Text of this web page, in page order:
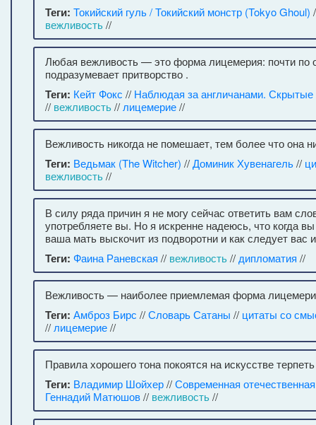
Теги: Токийский гуль / Токийский монстр (Tokyo Ghoul)
вежливость//
Любая вежливость — это форма лицемерия: почти по
подразумевает притворство .
Теги: Кейт Фокс // Наблюдая за англичанами. Скрытые
// вежливость// лицемерие//
Вежливость никогда не помешает, тем более что она
Теги: Ведьмак (The Witcher) //Доминик Хувенагель//
вежливость//
В силу ряда причин я не могу сейчас ответить вам
употребляете вы. Но я искренне надеюсь, что когда
ваша мать выскочит из подворотни и как следует вас
Теги: Фаина Раневская // вежливость// дипломатия //
Вежливость — наиболее приемлемая форма
Теги: Амброз Бирс //Словарь Сатаны // цитаты со
// лицемерие//
Правила хорошего тона покоятся на искусстве
Теги: Владимир Шойхер//Современная
Геннадий Матюшов// вежливость//